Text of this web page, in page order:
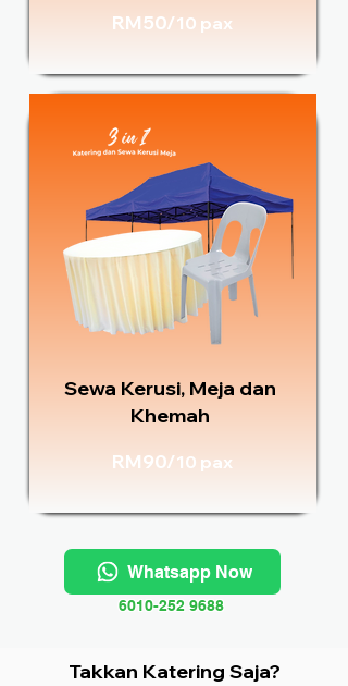
RM50/10 pax
Sewa Kerusi, Meja dan
Khemah
RM90/10 pax
Whatsapp Now
6010-252 9688
Takkan Katering Saja?